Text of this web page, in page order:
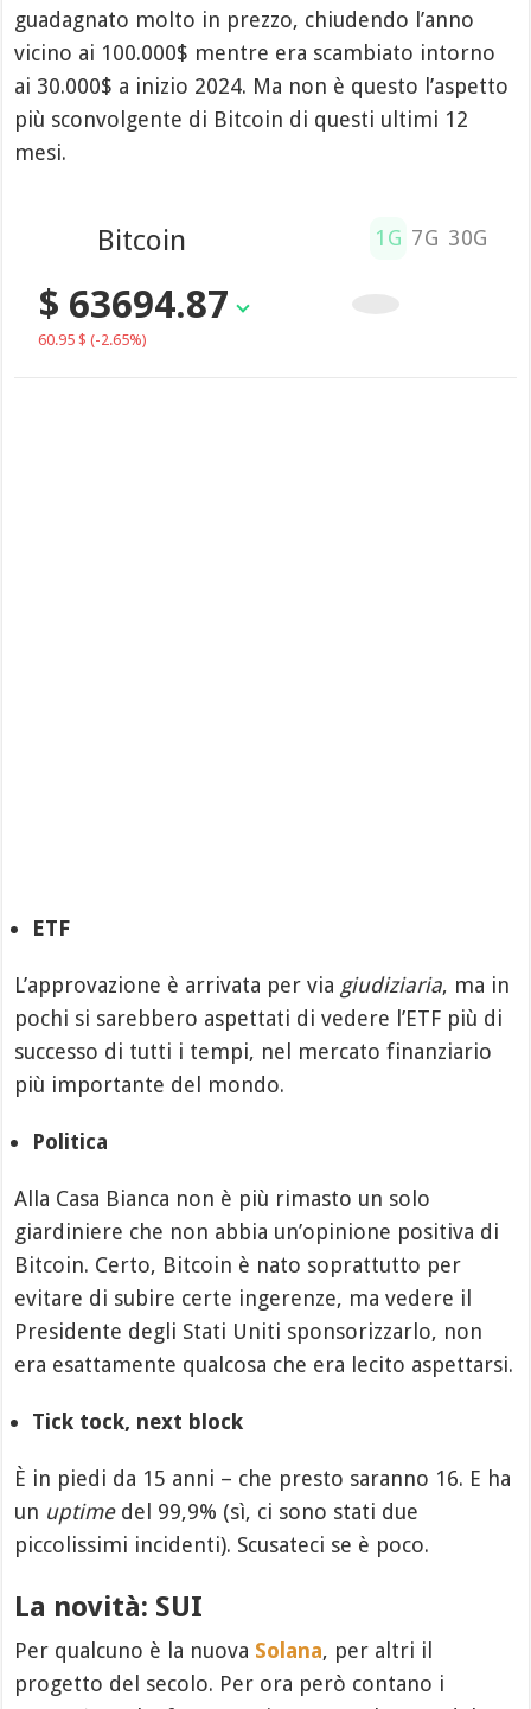
guadagnato molto in prezzo, chiudendo l’anno
vicino ai 100.000$ mentre era scambiato intorno
ai 30.000$ a inizio 2024. Ma non è questo l’aspetto
più sconvolgente di Bitcoin di questi ultimi 12
mesi.
Bitcoin
$ 63694.87
60.95 $(-2.65%)
1G 7G 30G
ETF
L’approvazione è arrivata per via giudiziaria, ma in
pochi si sarebbero aspettati di vedere l’ETF più di
successo di tutti i tempi, nel mercato finanziario
più importante del mondo.
Politica
Alla Casa Bianca non è più rimasto un solo
giardiniere che non abbia un’opinione positiva di
Bitcoin. Certo, Bitcoin è nato soprattutto per
evitare di subire certe ingerenze, ma vedere il
Presidente degli Stati Uniti sponsorizzarlo, non
era esattamente qualcosa che era lecito aspettarsi.
Tick tock, next block
È in piedi da 15 anni – che presto saranno 16. E ha
un uptimedel 99,9% (sì, ci sono stati due
piccolissimi incidenti). Scusateci se è poco.
La novità: SUI
Per qualcuno è la nuova Solana, per altri il
progetto del secolo. Per ora però contano i